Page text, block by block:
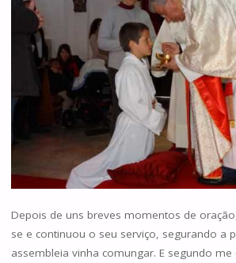
Depois de uns breves momentos de
se e continuou o seu serviço, segurando a
assembleia vinha comungar. E segundo